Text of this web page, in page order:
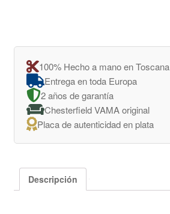
100% Hecho a mano en Toscana
Entrega en toda Europa
2 años de garantía
Chesterfield VAMA original
Placa de autenticidad en plata
Descripción